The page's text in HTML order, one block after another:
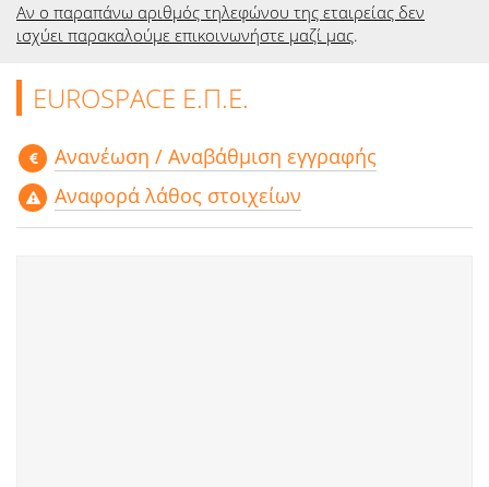
Ταινίες
Αν ο παραπάνω αριθμός τηλεφώνου της εταιρείας δεν
ισχύει παρακαλούμε επικοινωνήστε μαζί μας.
EUROSPACE Ε.Π.Ε.
Aνανέωση / Αναβάθμιση εγγραφής
Αναφορά λάθος στοιχείων